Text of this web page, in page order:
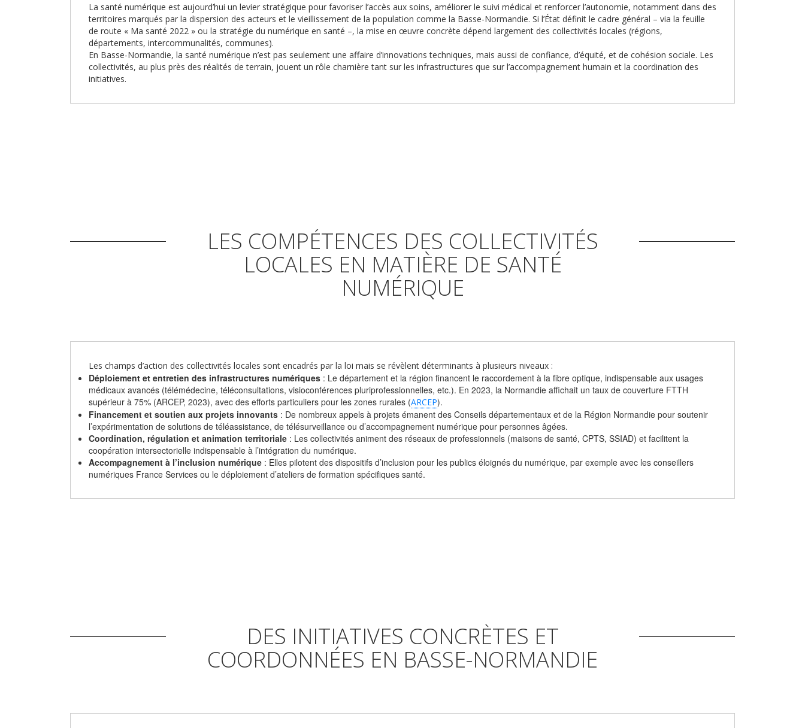
La santé numérique est aujourd’hui un levier stratégique pour favoriser l’accès aux soins, améliorer le suivi médical et renforcer l’autonomie, notamment dans des
territoires marqués par la dispersion des acteurs et le vieillissement de la population comme la Basse-Normandie. Si l’État définit le cadre général – via la feuille
de route « Ma santé 2022 » ou la stratégie du numérique en santé –, la mise en œuvre concrète dépend largement des collectivités locales (régions,
départements, intercommunalités, communes).
En Basse-Normandie, la santé numérique n’est pas seulement une affaire d’innovations techniques, mais aussi de confiance, d’équité, et de cohésion sociale. Les
collectivités, au plus près des réalités de terrain, jouent un rôle charnière tant sur les infrastructures que sur l’accompagnement humain et la coordination des
initiatives.
LES COMPÉTENCES DES COLLECTIVITÉS
LOCALES EN MATIÈRE DE SANTÉ
NUMÉRIQUE
Les champs d’action des collectivités locales sont encadrés par la loi mais se révèlent déterminants à plusieurs niveaux :
Déploiement et entretien des infrastructures numériques : Le département et la région financent le raccordement à la fibre optique, indispensable aux usages
médicaux avancés (télémédecine, téléconsultations, visioconférences pluriprofessionnelles, etc.). En 2023, la Normandie affichait un taux de couverture FTTH
supérieur à 75% (ARCEP, 2023), avec des efforts particuliers pour les zones rurales (ARCEP).
Financement et soutien aux projets innovants : De nombreux appels à projets émanent des Conseils départementaux et de la Région Normandie pour soutenir
l’expérimentation de solutions de téléassistance, de télésurveillance ou d’accompagnement numérique pour personnes âgées.
Coordination, régulation et animation territoriale : Les collectivités animent des réseaux de professionnels (maisons de santé, CPTS, SSIAD) et facilitent la
coopération intersectorielle indispensable à l’intégration du numérique.
Accompagnement à l’inclusion numérique : Elles pilotent des dispositifs d’inclusion pour les publics éloignés du numérique, par exemple avec les conseillers
numériques France Services ou le déploiement d’ateliers de formation spécifiques santé.
DES INITIATIVES CONCRÈTES ET
COORDONNÉES EN BASSE-NORMANDIE